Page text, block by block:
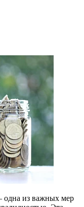
одна из важных мер